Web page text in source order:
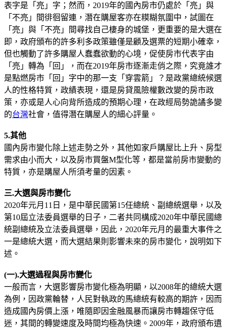
表字是「亮」字；然而，2019年的國內房市仍處於「亮」與
「不亮」間徘徊留連，潛在購屋客亦在糢糊氛圍中，試圖在
「亮」與「不亮」間尋找自己棲身的城堡，更重要的是大選在
即，政府頒布的許多利多政策雖僅是顧及選票的短期小確幸，
但也觸動了許多購屋人蠢蠢欲動的心境，促使房市代表字由
「亮」轉為「回」，而在2019年房市逐漸走俏之際，究竟誰才
是點燃房市「回」字中的那一支「穿雲箭」？是政黨總統候選
人的性格特質，政績表現，還是房貸風險權數改變的房市政
策，亦或是人心向背所造成的預期心理，在政經局勢詭譎多變
的台灣社會，值得潛在購屋人的細心評量。
5.其他
國內房市變化除上述走勢之外，其他如家戶購屋比上升、房型
需求由小而大，以及房市買盤M型化等，都是當前房市變動的
特質，亦是購屋人所須考量的因素。
三.大選與房市變化
2020年元月11日，是中華民國第15任總統、副總統選舉，以及
第10屆立法委員選舉的日子，二者共同構成2020年中華民國總
統副總統及立法委員選舉，因此，2020年元月的最重大事件之
一是總統大選，而大選結果則影響未來的房市變化，說明如下
述。
(一).大選過程與房市變化
一般而言，大選影響房市變化極為明顯，以2008年的總統大選
為例，因政黨輪替，人民對執政的馬總統有較高的期許，因而
造成國內房價上漲，唯隨即因金融風暴而讓房市轉趨保守低
迷，其間的轉變速度及時間均極為快速。2009年，政府頒布遺